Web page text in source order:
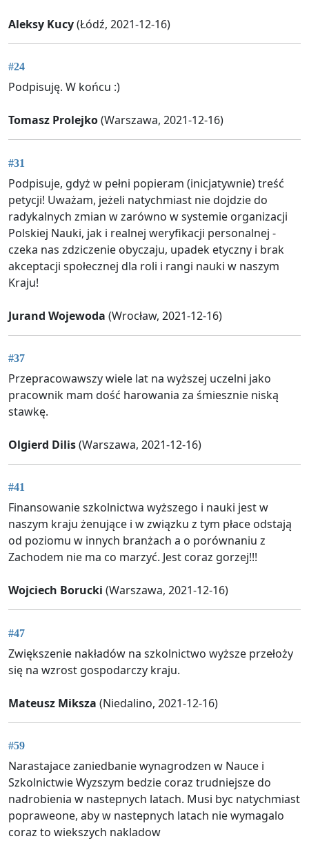
Aleksy Kucy(Łódź, 2021-12-16)
#24
Podpisuję. W końcu :)
Tomasz Prolejko(Warszawa, 2021-12-16)
#31
Podpisuje, gdyż w pełni popieram (inicjatywnie) treść
petycji! Uważam, jeżeli natychmiast nie dojdzie do
radykalnych zmian w zarówno w systemie organizacji
Polskiej Nauki, jak i realnej weryfikacji personalnej -
czeka nas zdziczenie obyczaju, upadek etyczny i brak
akceptacji społecznej dla roli i rangi nauki w naszym
Kraju!
Jurand Wojewoda (Wrocław, 2021-12-16)
#37
Przepracowawszy wiele lat na wyższej uczelni jako
pracownik mam dość harowania za śmiesznie niską
stawkę.
Olgierd Dilis(Warszawa, 2021-12-16)
#41
Finansowanie szkolnictwa wyższego i nauki jest w
naszym kraju żenujące i w związku z tym płace odstają
od poziomu w innych branżach a o porównaniu z
Zachodem nie ma co marzyć. Jest coraz gorzej!!!
Wojciech Borucki (Warszawa, 2021-12-16)
#47
Zwiększenie nakładów na szkolnictwo wyższe przełoży
się na wzrost gospodarczy kraju.
Mateusz Miksza (Niedalino, 2021-12-16)
#59
Narastajace zaniedbanie wynagrodzen w Nauce i
Szkolnictwie Wyzszym bedzie coraz trudniejsze do
nadrobienia w nastepnych latach. Musi byc natychmiast
popraweone, aby w nastepnych latach nie wymagalo
coraz to wiekszych nakladow